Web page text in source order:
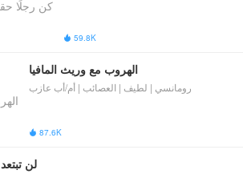
 59.8K
الهروب مع وريث المافيا
رومانسي | لطيف | العصائب | أم/أب عازب
 87.6K
لن